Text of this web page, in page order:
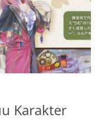
Karakter